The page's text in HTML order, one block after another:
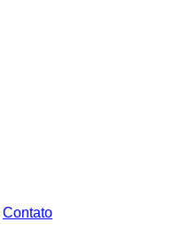
Contato